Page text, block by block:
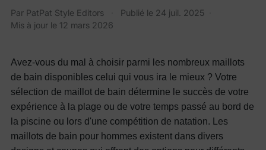
Par PatPat Style Editors Publié le 24 juil. 2025
Mis à jour le 12 mars 2026
Avez-vous du mal à choisir parmi les nombreux maillots
de bain disponibles celui qui vous ira le mieux ? Votre
sélection de maillot de bain détermine le succès de votre
expérience à la plage ou de votre temps passé au bord de
la piscine ou lors d'une compétition de natation. Les
maillots de bain pour hommes existent dans divers